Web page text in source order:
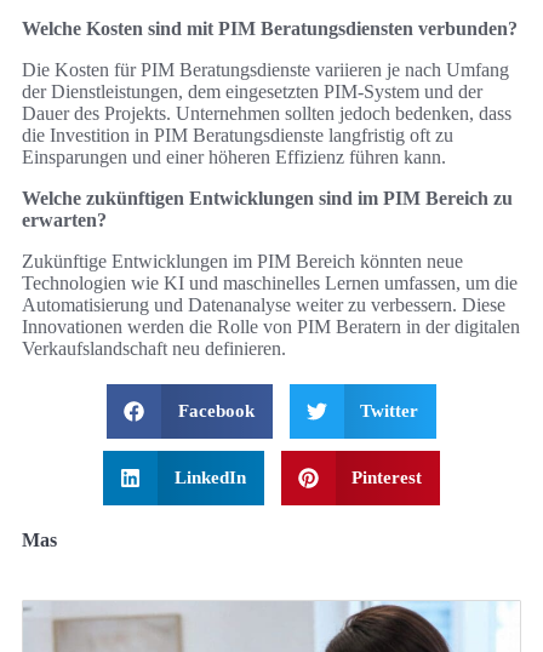
Welche Kosten sind mit PIM Beratungsdiensten verbunden?
Die Kosten für PIM Beratungsdienste variieren je nach Umfang
der Dienstleistungen, dem eingesetzten PIM-System und der
Dauer des Projekts. Unternehmen sollten jedoch bedenken, dass
die Investition in PIM Beratungsdienste langfristig oft zu
Einsparungen und einer höheren Effizienz führen kann.
Welche zukünftigen Entwicklungen sind im PIM Bereich zu
erwarten?
Zukünftige Entwicklungen im PIM Bereich könnten neue
Technologien wie KI und maschinelles Lernen umfassen, um die
Automatisierung und Datenanalyse weiter zu verbessern. Diese
Innovationen werden die Rolle von PIM Beratern in der digitalen
Verkaufslandschaft neu definieren.
Facebook Twitter
LinkedIn Pinterest
Mas